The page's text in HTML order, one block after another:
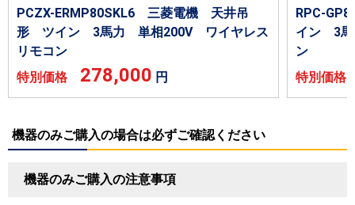
PCZX-ERMP80SKL6 三菱電機 天井吊
形 ツイン 3馬力 単相200V ワイヤレス
リモコン
特別価格 278,000 円
RPC-
イン 3馬
ン
特別価
機器のみご購入の場合は必ずご確認ください
機器のみご購入の注意事項